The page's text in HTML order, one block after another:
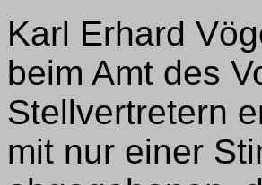
Karl Erhard
beim Amt des
Stellvertretern
mit nur einer